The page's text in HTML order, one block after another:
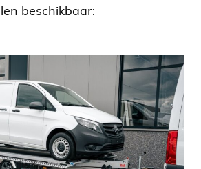
beschikbaar: